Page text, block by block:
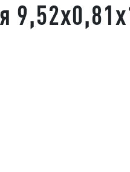
Прайс-лист